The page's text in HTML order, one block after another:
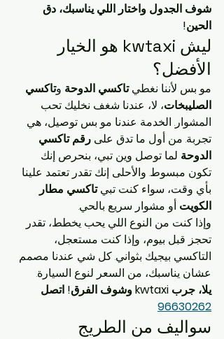
شوف الجدول واختار اللي يناسبك، دق
الحين!
ليش kwtaxi هو الخيار
الأفضل؟
مو بس لأننا نغطي تاكسي الدوحة وتاكسي
الصليبخات، لا، عندنا شغف نخليك تحب
المشوار. الخدمة عندنا مو بس توصيل، هي
تجربة. من أول ما تدق على رقم تاكسي
الدوحة لما توصل وين تبي، بنحرص إنك
تكون مبسوط. والأحلى إنك تقدر تعتمد علينا
بأي وقت، سواء كنت تبي تاكسي مطار
الكويت أو مشوار سريع بالحي.
وإذا كنت من النوع اللي يحب يخطط، تقدر
تحجز قبل بيوم، وإذا كنت مستعجل،
التاكسي بيجيك بثواني. كل شي عندنا مصمم
عشان يناسبك، من السعر لنوع السيارة.
يلا، جرب kwtaxi وشوف الفرق! اتصل
96630262
سواليف من الطريج